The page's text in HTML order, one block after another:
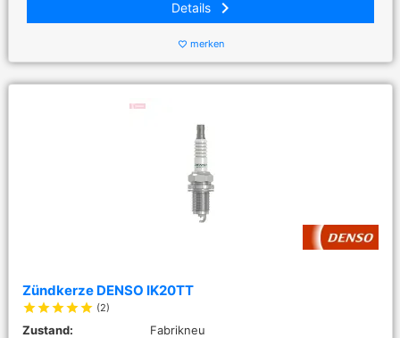
Details keyboard_arrow_right
favorite_border merken
Zündkerze DENSO IK20TT
starstarstarstarstar (2)
Zustand:
Fabrikneu